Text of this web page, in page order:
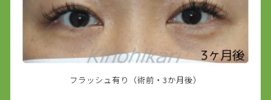
フラッシュ有り（術前・3か月後）